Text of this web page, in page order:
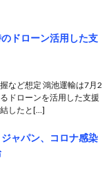
ドローン活用した支
など想定 鴻池運輸は7月2
ドローンを活用した支援
したと[…]
ャパン、コロナ感染